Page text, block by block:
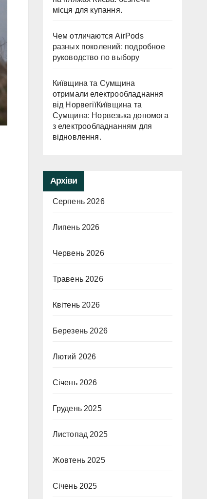
місця для купання.
Чем отличаются AirPods
разных поколений: подробное
руководство по выбору
Київщина та Сумщина
отримали електрообладнання
від НорвегіїКиївщина та
Сумщина: Норвезька допомога
з електрообладнанням для
відновлення.
Архіви
Серпень 2026
Липень 2026
Червень 2026
Травень 2026
Квітень 2026
Березень 2026
Лютий 2026
Січень 2026
Грудень 2025
Листопад 2025
Жовтень 2025
Січень 2025